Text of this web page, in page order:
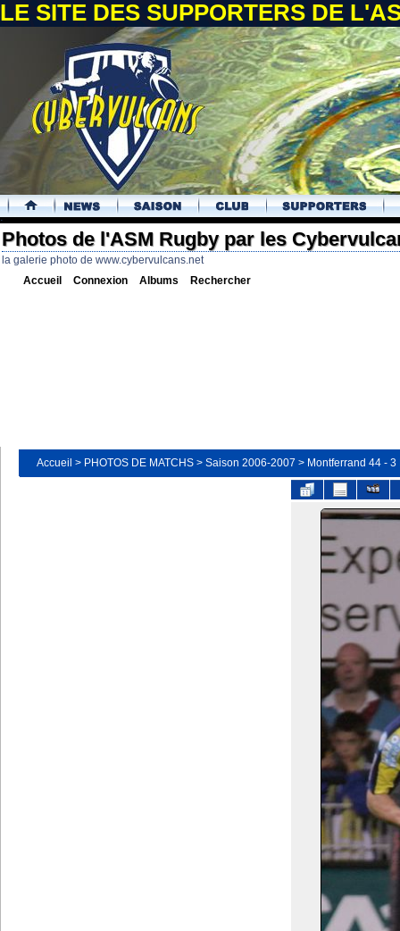
LE SITE DES SUPPORTERS DE
.
Photos de l'ASM Rugby par les
la galerie photo de www.cybervulcans.net
Accueil Connexion Albums Rechercher
Accueil > PHOTOS DE MATCHS > Saison 2006-2007 > Montferrand 44 - 3